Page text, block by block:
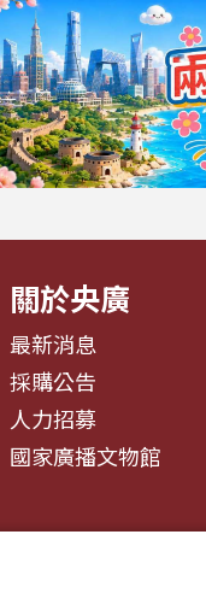
關於央廣
最新消息
採購公告
人力招募
國家廣播文物館